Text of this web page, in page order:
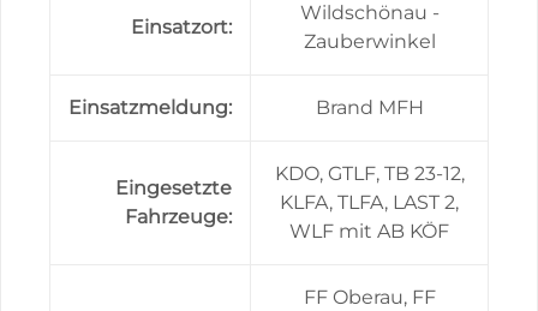
Einsatzort:
Wildschönau -
Zauberwinkel
Einsatzmeldung: Brand MFH
Eingesetzte
Fahrzeuge:
KDO, GTLF, TB 23-12,
KLFA, TLFA, LAST 2,
WLF mit AB KÖF
FF Oberau, FF